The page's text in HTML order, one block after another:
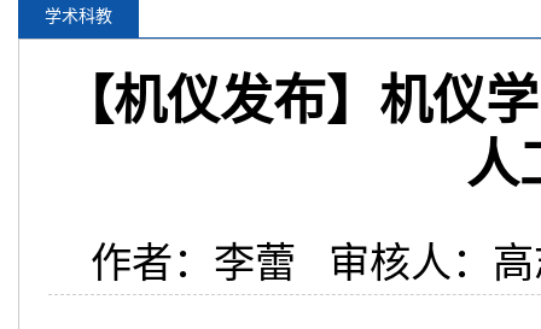
学术科教
【机仪发布】机仪
人
作者：李蕾 审核人：